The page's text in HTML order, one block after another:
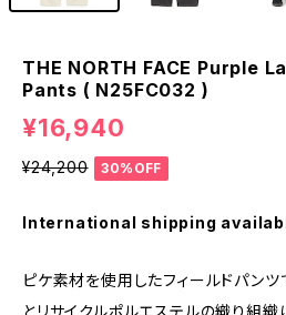
THE NORTH FACE Purple
Pants ( N25FC032 )
¥16,940
¥24,200 30%OFF
International shipping
ピケ素材を使用したフィールドパンツ
とリサイクルポルエステルの織り組